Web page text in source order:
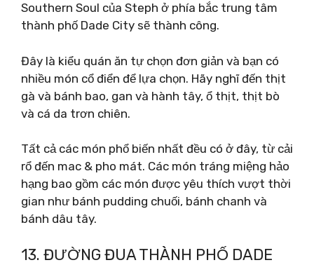
Southern Soul của Steph ở phía bắc trung tâm
thành phố Dade City sẽ thành công.
Đây là kiểu quán ăn tự chọn đơn giản và bạn có
nhiều món cổ điển để lựa chọn. Hãy nghĩ đến thịt
gà và bánh bao, gan và hành tây, ổ thịt, thịt bò
và cá da trơn chiên.
Tất cả các món phổ biến nhất đều có ở đây, từ cải
rổ đến mac & pho mát. Các món tráng miệng hảo
hạng bao gồm các món được yêu thích vượt thời
gian như bánh pudding chuối, bánh chanh và
bánh dâu tây.
13. ĐƯỜNG ĐUA THÀNH PHỐ DADE